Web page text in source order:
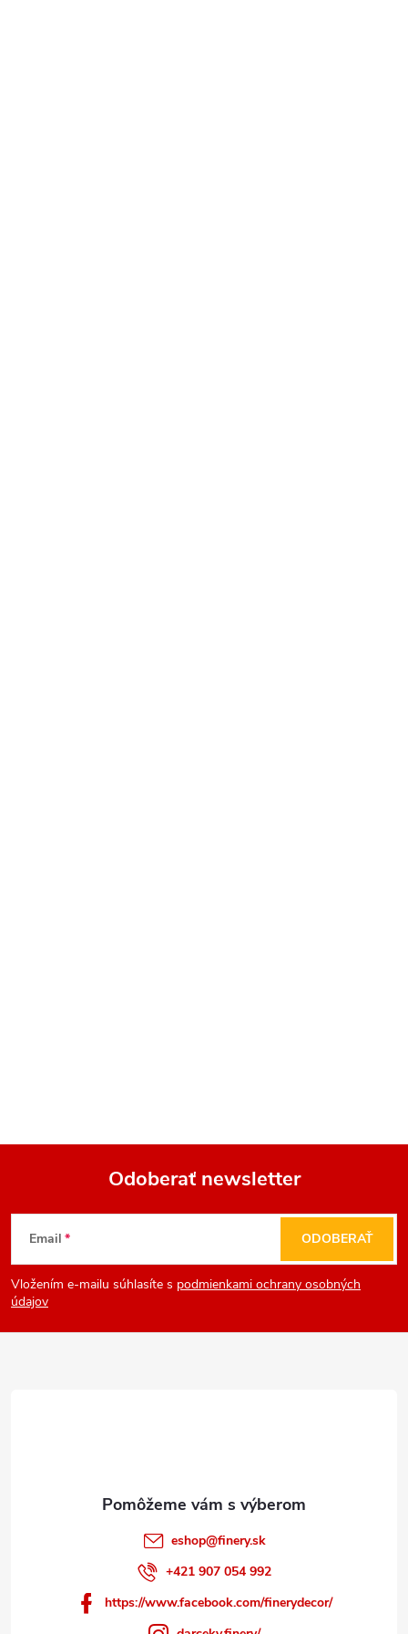
Z
á
p
Odoberať newsletter
Email
Vložením e-mailu súhlasíte s podmienkami ochrany osobných
údajov
ODOBERAŤ
eshop@finery.sk
+421 907 054 992
https://www.facebook.com/finerydecor/